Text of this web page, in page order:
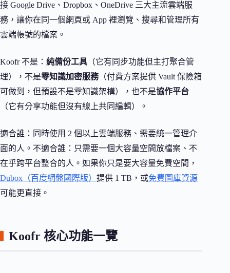
接 Google Drive、Dropbox、OneDrive 三大主流雲端服
務，讓你在同一個網頁或 App 裡瀏覽、搜尋和管理所有
雲端帳號的檔案。
Koofr 不是： 純備份工具 （它有同步功能但主打聚合管
理），不是零知識加密服務（付費方案提供 Vault 保險箱
可做到，但預設不是零知識架構），也不是協作平台
（它有分享功能但沒有線上共同編輯）。
適合誰：同時使用 2 個以上雲端服務、需要統一管理介
面的人。不適合誰：只需要一個大容量空間放檔案、不
在乎跨平台整合的人。如果你只是要大容量免費空間，
Dubox（百度網盤國際版） 提供 1 TB，或免費圖庫資源
可能更直接。
Koofr 核心功能一覽